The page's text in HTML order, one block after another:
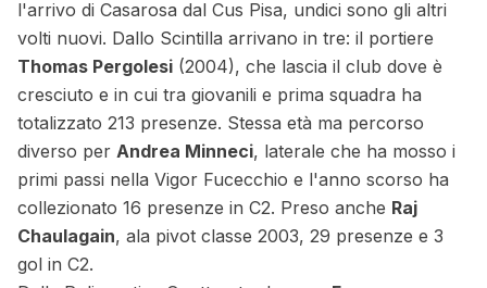
l'arrivo di Casarosa dal Cus Pisa, undici sono gli altri
volti nuovi. Dallo Scintilla arrivano in tre: il portiere
Thomas Pergolesi (2004), che lascia il club dove è
cresciuto e in cui tra giovanili e prima squadra ha
totalizzato 213 presenze. Stessa età ma percorso
diverso per Andrea Minneci, laterale che ha mosso i
primi passi nella Vigor Fucecchio e l'anno scorso ha
collezionato 16 presenze in C2. Preso anche Raj
Chaulagain, ala pivot classe 2003, 29 presenze e 3
gol in C2.